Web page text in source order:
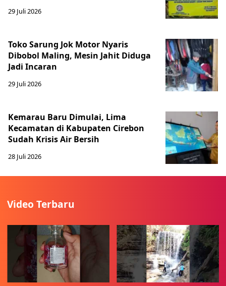
29 Juli 2026
Toko Sarung Jok Motor Nyaris
Dibobol Maling, Mesin Jahit Diduga
Jadi Incaran
29 Juli 2026
Kemarau Baru Dimulai, Lima
Kecamatan di Kabupaten Cirebon
Sudah Krisis Air Bersih
28 Juli 2026
Video Terbaru